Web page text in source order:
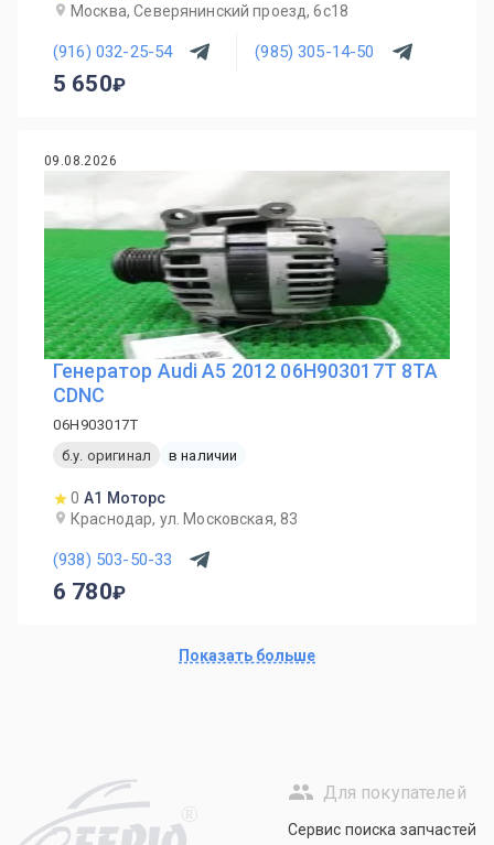
Москва, Северянинский проезд, 6с18
(916) 032-25-54 (985) 305-14-50
5 650
09.08.2026
Генератор Audi A5 2012 06H903017T 8TA
CDNC
06H903017T
б.у. оригинал
в наличии
0 А1 Моторс
Краснодар, ул. Московская, 83
(938) 503-50-33
6 780
Показать больше
R
Для покупателей
Сервис поиска запчастей